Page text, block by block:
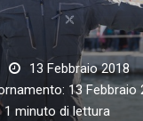
13 Febbraio 2018
13 Febbraio
1 minuto di lettura